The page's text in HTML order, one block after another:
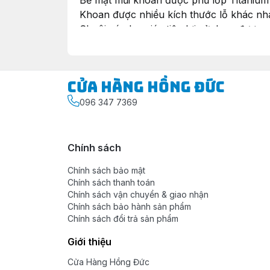
Khoan được nhiều kích thước lỗ khác
Chuôi cán lục giác tiện lợi sử dụng được
Mũi 01: (4 - 12)mm (gồm 5 bước: 4, 6, 8,
Mũi 02: (4 - 20)mm (gồm 9 bước: 4, 6, 8,
Mũi 03: (4 - 32)mm (gồm 15 bước: 4, 6,
---
MuaMũi Khoan Tháp (4 - 12/20/32)mm
> [ Shopee ], [TikTok Shop ], [
Mũi khoan tháp,Mũi khoan
#cuahanghongduc
Cửa Hàng Hồng Đức
096 347 7369
Chính sách
Chính sách bảo mật
Chính sách thanh toán
Chính sách vận chuyển & giao nhận
Chính sách bảo hành sản phẩm
Chính sách đổi trả sản phẩm
Giới thiệu
Cửa Hàng Hồng Đức